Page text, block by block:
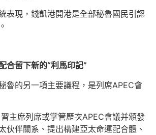
表現，錢凱港開港是全部秘魯國民引認
合留下新的“利馬印記”
魯的另一項主要議程，是列席APEC會
主席列席或掌管歷次APEC會議并頒發
伙伴關系、提出構建亞太命運配合體、